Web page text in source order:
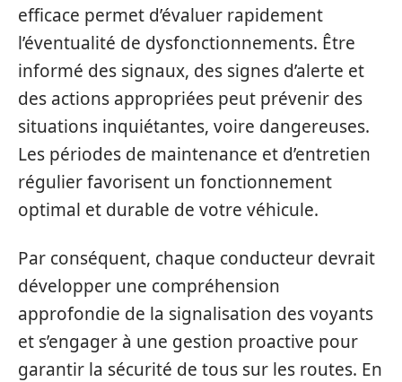
efficace permet d’évaluer rapidement
l’éventualité de dysfonctionnements. Être
informé des signaux, des signes d’alerte et
des actions appropriées peut prévenir des
situations inquiétantes, voire dangereuses.
Les périodes de maintenance et d’entretien
régulier favorisent un fonctionnement
optimal et durable de votre véhicule.
Par conséquent, chaque conducteur devrait
développer une compréhension
approfondie de la signalisation des voyants
et s’engager à une gestion proactive pour
garantir la sécurité de tous sur les routes. En